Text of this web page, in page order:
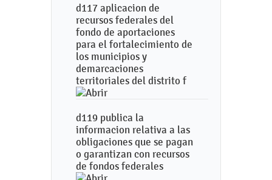
d117 aplicacion de
recursos federales del
fondo de aportaciones
para el fortalecimiento de
los municipios y
demarcaciones
territoriales del distrito f
d119 publica la
informacion relativa a las
obligaciones que se pagan
o garantizan con recursos
de fondos federales